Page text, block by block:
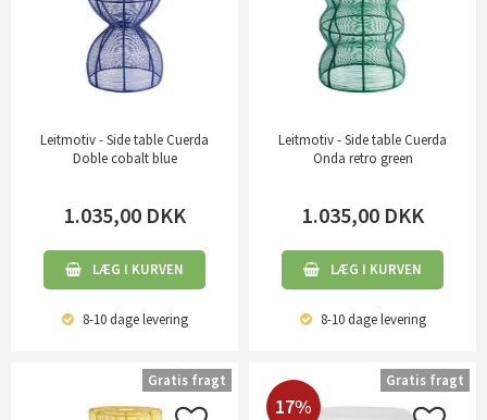
Leitmotiv - Side table Cuerda
Doble cobalt blue
1.035,00 DKK
LÆG I KURVEN
8-10 dagelevering
Leitmotiv - Side table Cuerda
Onda retro green
1.035,00 DKK
LÆG I KURVEN
8-10 dagelevering
Gratis fragt
17%
Gratis fragt